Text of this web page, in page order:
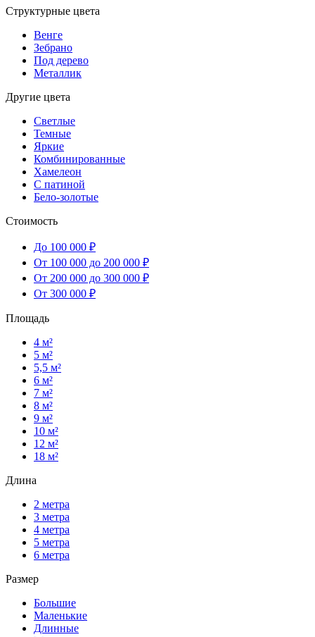
Структурные цвета
Венге
Зебрано
Под дерево
Металлик
Другие цвета
Светлые
Темные
Яркие
Комбинированные
Хамелеон
С патиной
Бело-золотые
Стоимость
До 100 000 ₽
От 100 000 до 200 000 ₽
От 200 000 до 300 000 ₽
От 300 000 ₽
Площадь
4 м²
5 м²
5,5 м²
6 м²
7 м²
8 м²
9 м²
10 м²
12 м²
18 м²
Длина
2 метра
3 метра
4 метра
5 метра
6 метра
Размер
Большие
Маленькие
Длинные